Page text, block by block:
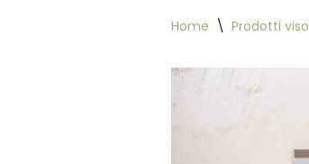
Home \ Prodotti viso